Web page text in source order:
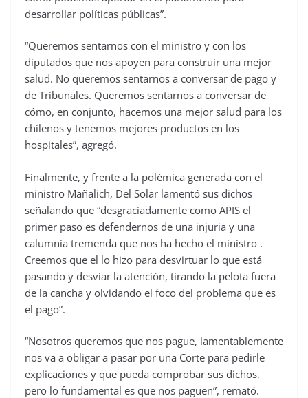
desarrollar políticas públicas”.
“Queremos sentarnos con el ministro y con los
diputados que nos apoyen para construir una mejor
salud. No queremos sentarnos a conversar de pago y
de Tribunales. Queremos sentarnos a conversar de
cómo, en conjunto, hacemos una mejor salud para los
chilenos y tenemos mejores productos en los
hospitales”, agregó.
Finalmente, y frente a la polémica generada con el
ministro Mañalich, Del Solar lamentó sus dichos
señalando que “desgraciadamente como APIS el
primer paso es defendernos de una injuria y una
calumnia tremenda que nos ha hecho el ministro .
Creemos que el lo hizo para desvirtuar lo que está
pasando y desviar la atención, tirando la pelota fuera
de la cancha y olvidando el foco del problema que es
el pago”.
“Nosotros queremos que nos pague, lamentablemente
nos va a obligar a pasar por una Corte para pedirle
explicaciones y que pueda comprobar sus dichos,
pero lo fundamental es que nos paguen”, remató.